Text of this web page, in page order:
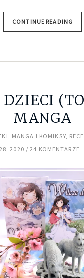
CONTINUE READING
MANGA
, MANGA I KOMIKSY,
2020
24 KOMENTARZE